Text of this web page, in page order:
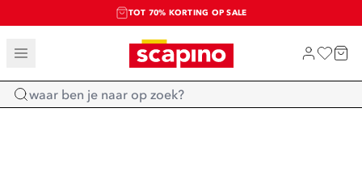
TOT 70% KORTING OP SALE
SALE: LAATSTE KANS!
SHOP NIEUW
Home